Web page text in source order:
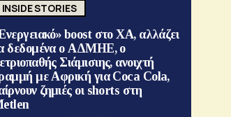
INSIDE STORIES
boost στο ΧΑ, αλλάζει
δεδομένα ο ΑΔΜΗΕ, ο
Σιάμισιης, ανοιχτή
με Αφρική για Coca Cola,
ζημιές οι shorts στη